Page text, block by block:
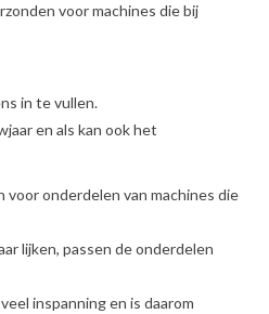
voor machines die bij
in te vullen.
en als kan ook het
voor onderdelen van machines die
lijken, passen de onderdelen
inspanning en is daarom